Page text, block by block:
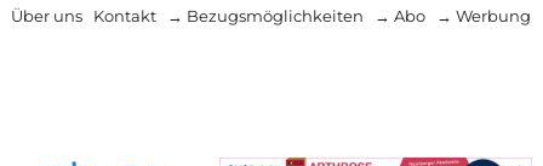
Über uns Kontakt → Bezugsmöglichkeiten → Abo → Werbung